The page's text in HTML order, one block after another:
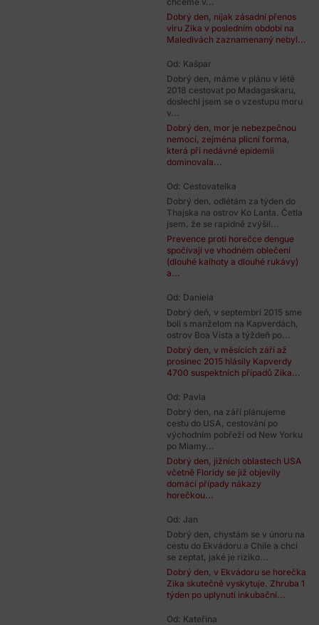
Dobrý den, nijak zásadní přenos
viru Zika v posledním období na
Maledivách zaznamenaný nebyl...
Od: Kašpar
Dobrý den, máme v plánu v létě
2018 cestovat po Madagaskaru,
doslechl jsem se o vzestupu moru
v...
Dobrý den, mor je nebezpečnou
nemocí, zejména plicní forma,
která při nedávné epidemii
dominovala...
Od: Cestovatelka
Dobrý den, odlétám za týden do
Thajska na ostrov Ko Lanta. Četla
jsem, že se rapidně zvýšil...
Prevence proti horečce dengue
spočívají ve vhodném oblečení
(dlouhé kalhoty a dlouhé rukávy)
a...
Od: Daniela
Dobrý deň, v septembri 2015 sme
boli s manželom na Kapverdách,
ostrov Boa Vista a týždeň po...
Dobrý den, v měsících září až
prosinec 2015 hlásily Kapverdy
4700 suspektních případů Zika...
Od: Pavla
Dobrý den, na září plánujeme
cestu do USA, cestování po
východním pobřeží od New Yorku
po Miamy...
Dobrý den, jižních oblastech USA
včetně Floridy se již objevily
domácí případy nákazy
horečkou...
Od: Jan
Dobrý den, chystám se v únoru na
cestu do Ekvádoru a Chile a chci
se zeptat, jaké je riziko...
Dobrý den, v Ekvádoru se horečka
Zika skutečně vyskytuje. Zhruba 1
týden po uplynutí inkubační...
Od: Kateřina